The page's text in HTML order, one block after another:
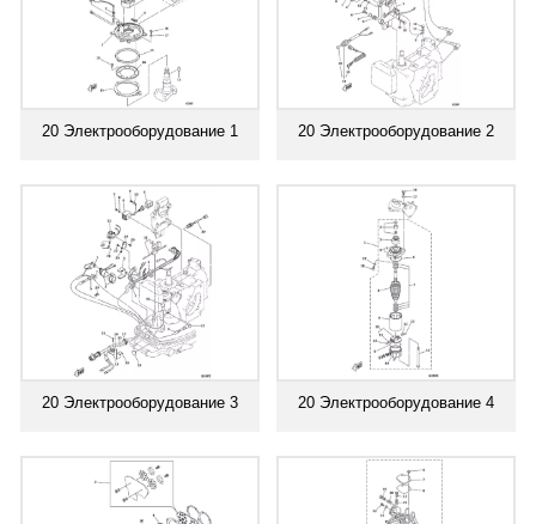
20 Электрооборудование 1 20 Электрооборудование 2
20 Электрооборудование 3 20 Электрооборудование 4